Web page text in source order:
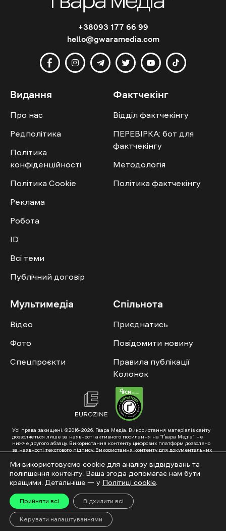
+38093 177 66 99
hello@gwaramedia.com
Видання
Про нас
Редполітика
Політика
конфіденційності
Політика Cookie
Реклама
Робота
ID
Всі теми
Публічний договір
Фактчекінг
Відділ фактчекінгу
ПЕРЕВІРКА: бот для
фактчекінгу
Методологія
Політика фактчекінгу
Мультимедіа
Відео
Фото
Спецпроєкти
Спільнота
Приєднатись
Повідомити новину
Правила публікації
Колонок
Усі права захищені. ©2016-2026. Ґвара Медіа. Використання матеріалів сайту
дозволяється лише за наявності активного посилання на “Ґвара Медіа” не
нижче другого абзацу. Використання контенту цифрових платформ дозволено
за наявності текстового підпису. Використання контенту для документальних
схвалення від редакції.
Суб’єкт у сфері онлайн-медіа; ідентифікатор медіа – R40-01353. Поштова
адреса: ГО «Ґвара Медіа», 61057, Харків, вул. Гоголя, 14, абонентська скринька
№7400
Підкинь нам тему на пошту – hello@gwaramedia.com
Модернізація сайту:
Ми використовуємо cookie для аналізу відвідувань та
поліпшення контенту. Ваша згода допомагає нам бути
кращими. Детальніше — у Політиці cookie
Прийняти всі Відхилити всі
Керувати налаштуваннями